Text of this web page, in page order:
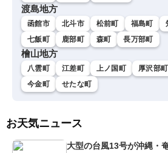
渡島地方
函館市 北斗市 松前町 福島町
七飯町
鹿部町 森町 長万部町
檜山地方
八雲町 江差町 上ノ国町 厚沢部町
今金町
せたな町
お天気ニュース
大型の台風13号が沖縄